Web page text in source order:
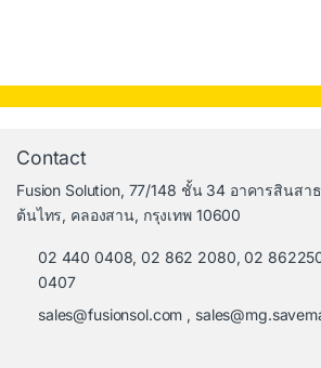
Contact
Fusion Solution, 77/148 ชั้น 34 อาคารสินสา
ต้นไทร, คลองสาน, กรุงเทพ 10600
02 440 0408, 02 862 2080, 02
0407
sales@fusionsol.com ,